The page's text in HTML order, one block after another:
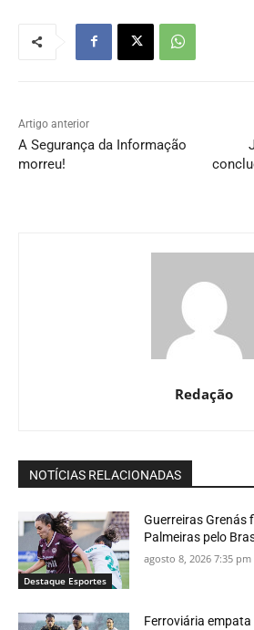
Artigo anterior
A Segurança da Informação
morreu!
Redação
NOTÍCIAS RELACIONADAS
Destaque Esportes
Guerreiras Grenás
Palmeiras pelo
agosto 8, 2026 7:35 pm
Ferroviária